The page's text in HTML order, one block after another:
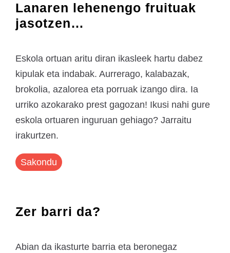
Lanaren lehenengo fruituak
jasotzen…
Eskola ortuan aritu diran ikasleek hartu dabez
kipulak eta indabak. Aurrerago, kalabazak,
brokolia, azalorea eta porruak izango dira. Ia
urriko azokarako prest gagozan! Ikusi nahi gure
eskola ortuaren inguruan gehiago? Jarraitu
irakurtzen.
Sakondu
Zer barri da?
Abian da ikasturte barria eta beronegaz